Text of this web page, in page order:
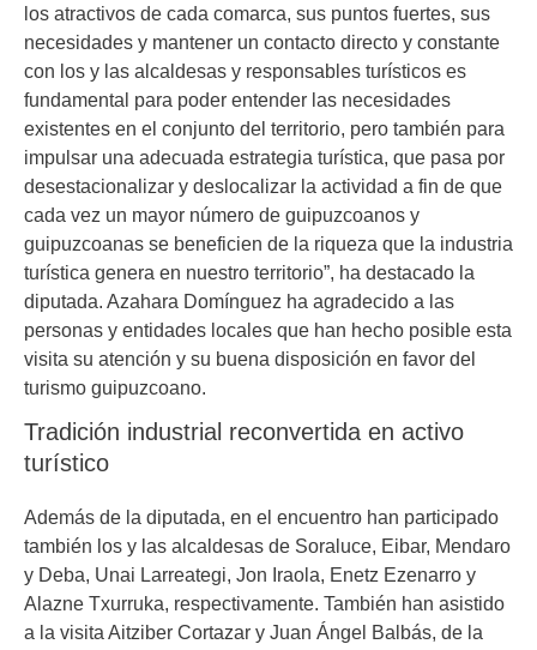
los atractivos de cada comarca, sus puntos fuertes, sus
necesidades y mantener un contacto directo y constante
con los y las alcaldesas y responsables turísticos es
fundamental para poder entender las necesidades
existentes en el conjunto del territorio, pero también para
impulsar una adecuada estrategia turística, que pasa por
desestacionalizar y deslocalizar la actividad a fin de que
cada vez un mayor número de guipuzcoanos y
guipuzcoanas se beneficien de la riqueza que la industria
turística genera en nuestro territorio”, ha destacado la
diputada. Azahara Domínguez ha agradecido a las
personas y entidades locales que han hecho posible esta
visita su atención y su buena disposición en favor del
turismo guipuzcoano.
Tradición industrial reconvertida en activo
turístico
Además de la diputada, en el encuentro han participado
también los y las alcaldesas de Soraluce, Eibar, Mendaro
y Deba, Unai Larreategi, Jon Iraola, Enetz Ezenarro y
Alazne Txurruka, respectivamente. También han asistido
a la visita Aitziber Cortazar y Juan Ángel Balbás, de la